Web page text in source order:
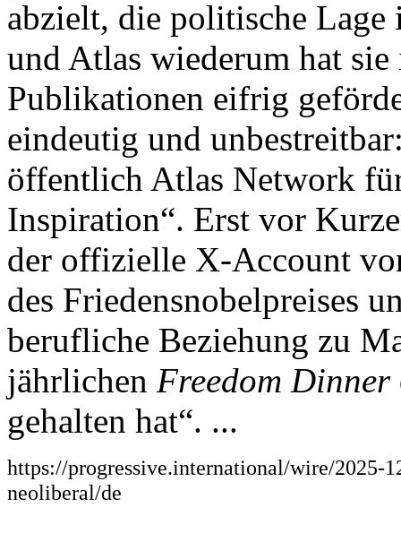
abzielt, die politische Lage
und Atlas wiederum hat
Publikationen eifrig
eindeutig und
öffentlich Atlas Network
Inspiration“. Erst vor
der offizielle X-Account
des Friedensnobelpreises
berufliche Beziehung zu
jährlichen Freedom Dinner
gehalten hat“. ...
https://progressive.international/wire/2025-
neoliberal/de